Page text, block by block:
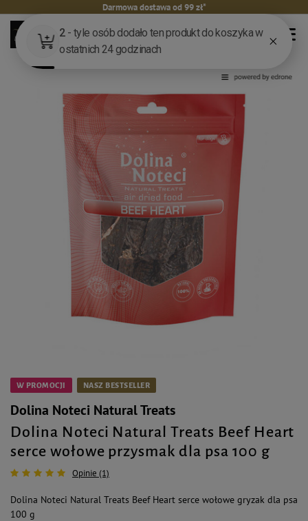
Darmowa dostawa od 99 zł*
W PROMOCJI NASZ BESTSELLER
Dolina Noteci Natural Treats
Dolina Noteci Natural Treats Beef Heart
serce wołowe przysmak dla psa 100 g
Opinie (1)
Dolina Noteci Natural Treats Beef Heart serce wołowe gryzak dla psa
100 g